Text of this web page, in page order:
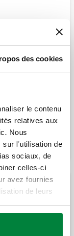
des cookies
le contenu
relatives aux
Nous
sur l'utilisation de
sociaux, de
celles-ci
avez fournies
de leurs
l'accouplement
et